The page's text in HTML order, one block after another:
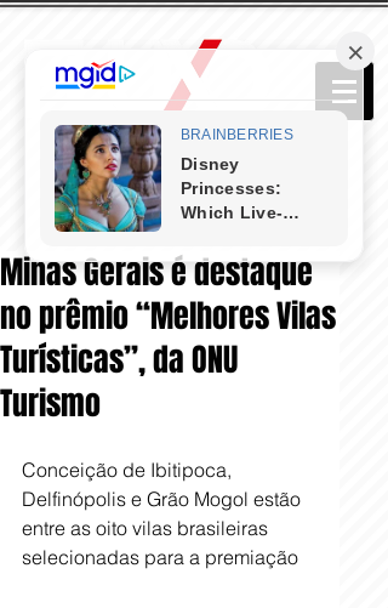
Minas Gerais é destaque
no prêmio “Melhores Vilas
Turísticas”, da ONU
Turismo
Conceição de Ibitipoca,
Delfinópolis e Grão Mogol estão
entre as oito vilas brasileiras
selecionadas para a premiação